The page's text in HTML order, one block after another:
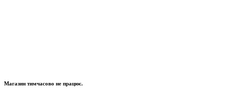
Магазин тимчасово не працює.